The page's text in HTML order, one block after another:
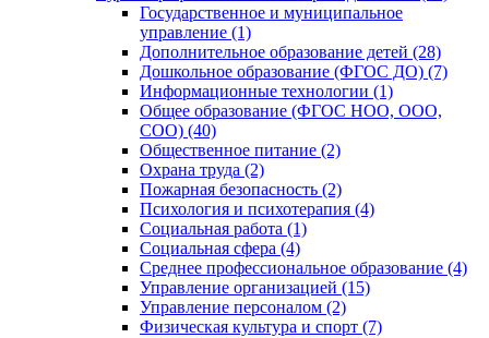
Государственное и муниципальное
управление (1)
Дополнительное образование детей (28)
Дошкольное образование (ФГОС ДО) (7)
Информационные технологии (1)
Общее образование (ФГОС НОО, ООО,
СОО) (40)
Общественное питание (2)
Охрана труда (2)
Пожарная безопасность (2)
Психология и психотерапия (4)
Социальная работа (1)
Социальная сфера (4)
Среднее профессиональное образование (4)
Управление организацией (15)
Управление персоналом (2)
Физическая культура и спорт (7)